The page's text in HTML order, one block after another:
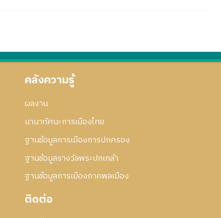
คลังความรู้
ผลงาน
นานาทัศนะการเมืองไทย
ฐานข้อมูลการเมืองการปกครอง
ฐานข้อมูลรางวัลพระปกเกล้า
ฐานข้อมูลการเมืองภาคพลเมือง
ติดต่อ